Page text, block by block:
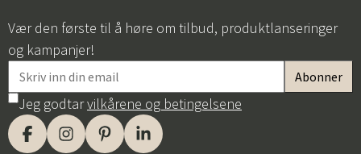
Vær den første til å høre om tilbud, produktlanseringer
og kampanjer!
Jeg godtarvilkårene og betingelsene